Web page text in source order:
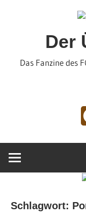
Der
Das Fanzine des
Schlagwort: